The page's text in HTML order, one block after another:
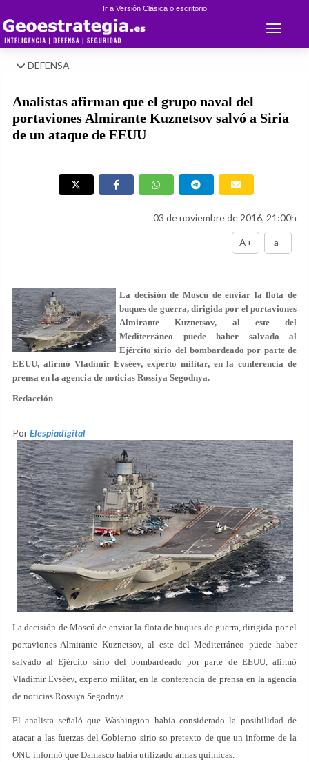
Ir a Versión Clásica o escritorio
Toggle
DEFENSA
Analistas afirman que el grupo naval del
portaviones Almirante Kuznetsov salvó a Siria
de un ataque de EEUU
03 de noviembre de 2016, 21:00h
A+ a-
La decisión de Moscú de enviar la flota de
buques de guerra, dirigida por el portaviones
Almirante Kuznetsov, al este del
Mediterráneo puede haber salvado al
Ejército sirio del bombardeado por parte de
EEUU, afirmó Vladímir Evséev, experto militar, en la conferencia de
prensa en la agencia de noticias Rossiya Segodnya.
Redacción
PorElespiadigital
La decisión de Moscú de enviar la flota de buques de guerra, dirigida por el
portaviones Almirante Kuznetsov, al este del Mediterráneo puede haber
salvado al Ejército sirio del bombardeado por parte de EEUU, afirmó
Vladímir Evséev, experto militar, en la conferencia de prensa en la agencia
de noticias Rossiya Segodnya.
El analista señaló que Washington había considerado la posibilidad de
atacar a las fuerzas del Gobierno sirio so pretexto de que un informe de la
ONU informó que Damasco había utilizado armas químicas.